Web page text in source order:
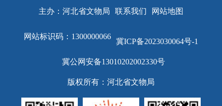
主办：河北省文物局 联系我们 网站地图
网站标识码：1300000066
冀ICP备2023030064号-1
冀公网安备13010202002330号
版权所有：河北省文物局